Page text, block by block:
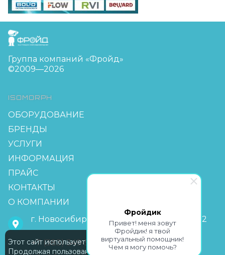
Фройдик
Привет! меня зовут
Фройдик! я твой
виртуальный помощник!
Чем я могу помочь?
FreudGroup
Группа компаний «Фройд»
©2009—2026
ISOMORPH
ОБОРУДОВАНИЕ
БРЕНДЫ
УСЛУГИ
ИНФОРМАЦИЯ
ПРАЙС
КОНТАКТЫ
О КОМПАНИИ
г. Новосибирск, мкр Горский 63, офис 2-2
+7 (383) 349-55-88
Этот сайт использует Cookie
Продолжая пользование сайтом,